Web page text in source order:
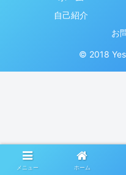
自己紹介
お
© 2018
メニュー ホーム